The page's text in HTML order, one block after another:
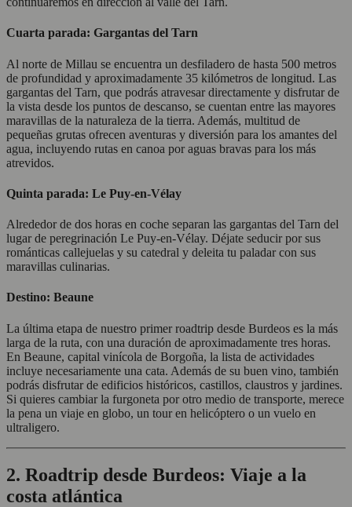
Cuarta parada: Gargantas del Tarn
Al norte de Millau se encuentra un desfiladero de hasta 500 metros
de profundidad y aproximadamente 35 kilómetros de longitud. Las
gargantas del Tarn, que podrás atravesar directamente y disfrutar de
la vista desde los puntos de descanso, se cuentan entre las mayores
maravillas de la naturaleza de la tierra. Además, multitud de
pequeñas grutas ofrecen aventuras y diversión para los amantes del
agua, incluyendo rutas en canoa por aguas bravas para los más
atrevidos.
Quinta parada: Le Puy-en-Vélay
Alrededor de dos horas en coche separan las gargantas del Tarn del
lugar de peregrinación Le Puy-en-Vélay. Déjate seducir por sus
románticas callejuelas y su catedral y deleita tu paladar con sus
maravillas culinarias.
Destino: Beaune
La última etapa de nuestro primer roadtrip desde Burdeos es la más
larga de la ruta, con una duración de aproximadamente tres horas.
En Beaune, capital vinícola de Borgoña, la lista de actividades
incluye necesariamente una cata. Además de su buen vino, también
podrás disfrutar de edificios históricos, castillos, claustros y jardines.
Si quieres cambiar la furgoneta por otro medio de transporte, merece
la pena un viaje en globo, un tour en helicóptero o un vuelo en
ultraligero.
2. Roadtrip desde Burdeos: Viaje a la
costa atlántica